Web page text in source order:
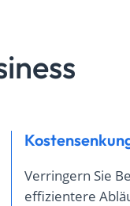
Verringern Sie
effizientere